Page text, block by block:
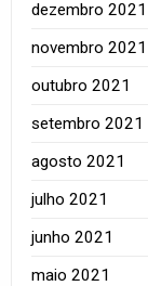
dezembro 2021
novembro 2021
outubro 2021
setembro 2021
agosto 2021
julho 2021
junho 2021
maio 2021